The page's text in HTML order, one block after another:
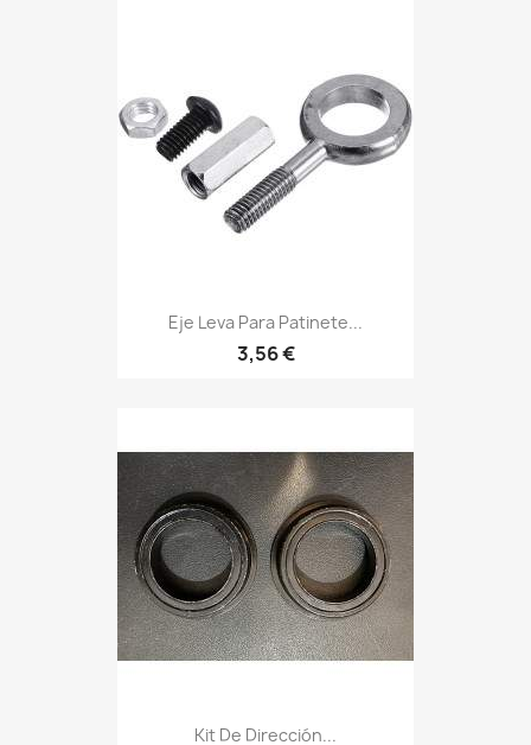
Eje Leva Para Patinete...
3,56 €
Kit De Dirección...